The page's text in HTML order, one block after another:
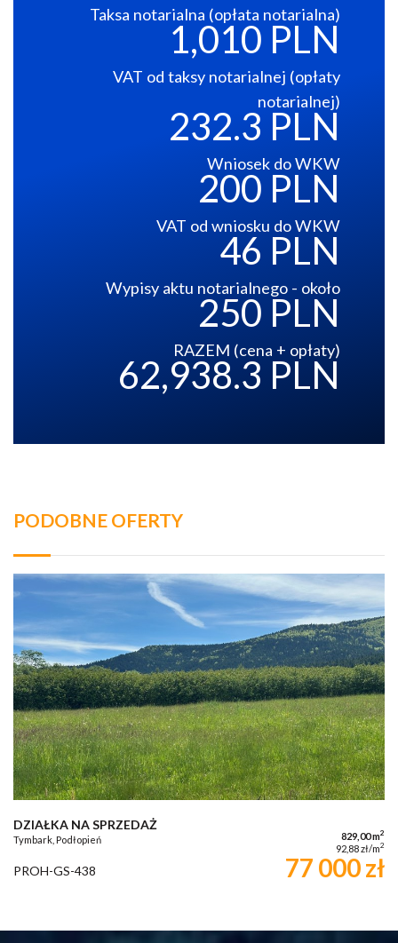
Taksa notarialna (opłata notarialna)
1,010 PLN
VAT od taksy notarialnej (opłaty
notarialnej)
232.3 PLN
Wniosek do WKW
200 PLN
VAT od wniosku do WKW
46 PLN
Wypisy aktu notarialnego - około
250 PLN
RAZEM (cena + opłaty)
62,938.3 PLN
PODOBNE OFERTY
DZIAŁKA NA SPRZEDAŻ
Tymbark, Podłopień 829,00 m2
92,88 zł/m2
PROH-GS-438 77 000 zł